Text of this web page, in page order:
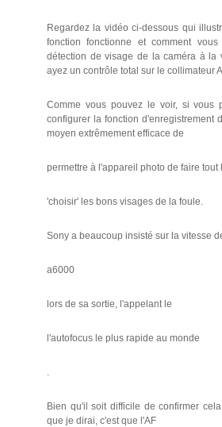
Regardez la vidéo ci-dessous qui
fonction fonctionne et comment
détection de visage de la caméra à la
ayez un contrôle total sur le collimateur
Comme vous pouvez le voir, si vous
configurer la fonction d'enregistrement
moyen extrêmement efficace de
permettre à l'appareil photo de faire tout
'choisir' les bons visages de la foule.
Sony a beaucoup insisté sur la vitesse
a6000
lors de sa sortie, l'appelant le
l'autofocus le plus rapide au monde
.
Bien qu'il soit difficile de confirmer
que je dirai, c'est que l'AF